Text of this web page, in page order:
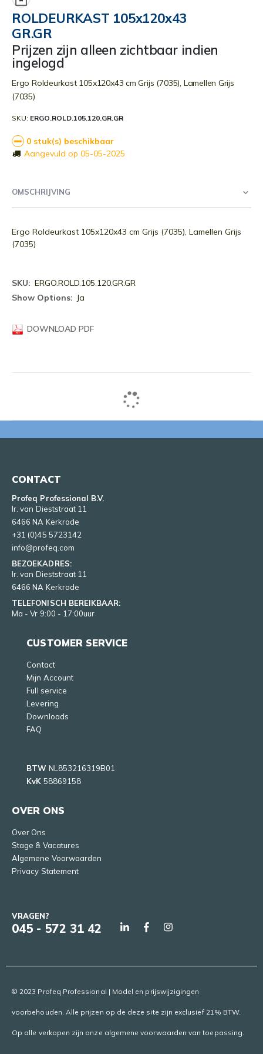
begin
van
de
afbeeldingen-
gallerij
ROLDEURKAST 105x120x43
GR.GR
Prijzen zijn alleen zichtbaar indien
ingelogd
Ergo Roldeurkast 105x120x43 cm Grijs (7035), Lamellen Grijs
(7035)
SKU ERGO.ROLD.105.120.GR.GR
0 stuk(s) beschikbaar
Aangevuld op 05-05-2025
OMSCHRIJVING
Ergo Roldeurkast 105x120x43 cm Grijs (7035), Lamellen Grijs
(7035)
Meer
informatie
ERGO.ROLD.105.120.GR.GR
Ja
DOWNLOAD PDF
CONTACT
Profeq Professional B.V.
Ir. van Dieststraat 11
6466 NA Kerkrade
+31 (0)45 5723142
info@profeq.com
BEZOEKADRES:
Ir. van Dieststraat 11
6466 NA Kerkrade
TELEFONISCH BEREIKBAAR:
Ma - Vr 9:00 - 17:00uur
CUSTOMER SERVICE
Contact
Mijn Account
Full service
Levering
Downloads
FAQ
BTW NL853216319B01
KvK 58869158
OVER ONS
Over Ons
Stage & Vacatures
Algemene Voorwaarden
Privacy Statement
VRAGEN?
045 - 572 31 42
© 2023 Profeq Professional | Model en prijswijzigingen
voorbehouden. Alle prijzen op de deze site zijn exclusief 21% BTW.
Op alle verkopen zijn onze algemene voorwaarden van toepassing.